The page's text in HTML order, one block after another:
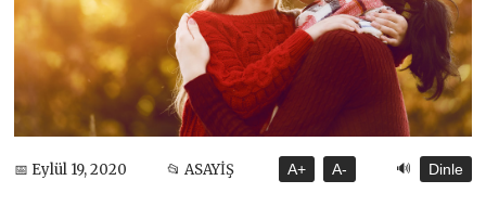
📅 Eylül 19, 2020 📂 ASAYİŞ A+ A- 🔊 Dinle